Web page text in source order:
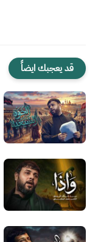
قد يعجبك ايضاً